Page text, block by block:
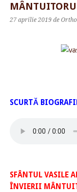
27 aprilie 2019 de
SCURTĂ
SFÂNTUL VASILE
ÎNVIERII